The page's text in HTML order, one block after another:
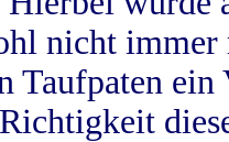
nicht
Taufpaten